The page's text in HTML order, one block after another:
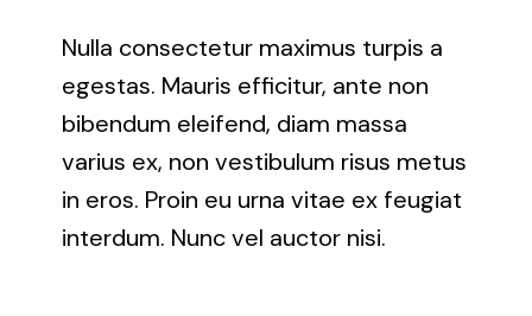
Nulla consectetur maximus turpis a
egestas. Mauris efficitur, ante non
bibendum eleifend, diam massa
varius ex, non vestibulum risus metus
in eros. Proin eu urna vitae ex feugiat
interdum. Nunc vel auctor nisi.